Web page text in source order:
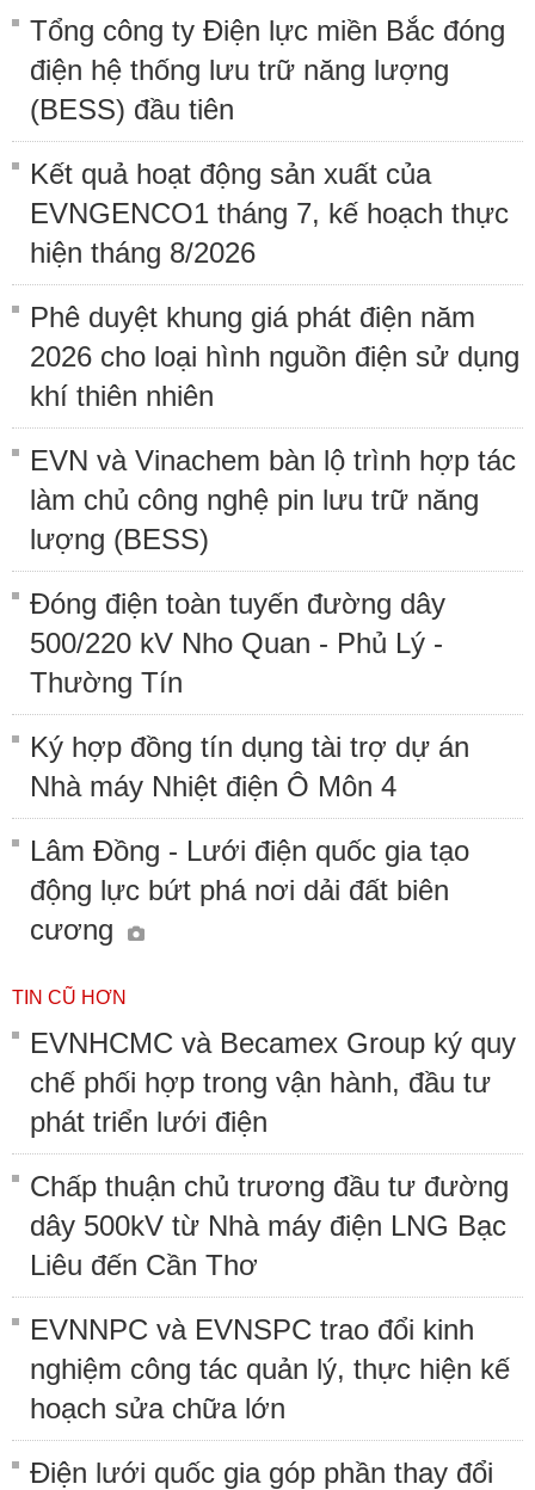
Tổng công ty Điện lực miền Bắc đóng
điện hệ thống lưu trữ năng lượng
(BESS) đầu tiên
Kết quả hoạt động sản xuất của
EVNGENCO1 tháng 7, kế hoạch thực
hiện tháng 8/2026
Phê duyệt khung giá phát điện năm
2026 cho loại hình nguồn điện sử dụng
khí thiên nhiên
EVN và Vinachem bàn lộ trình hợp tác
làm chủ công nghệ pin lưu trữ năng
lượng (BESS)
Đóng điện toàn tuyến đường dây
500/220 kV Nho Quan - Phủ Lý -
Thường Tín
Ký hợp đồng tín dụng tài trợ dự án
Nhà máy Nhiệt điện Ô Môn 4
Lâm Đồng - Lưới điện quốc gia tạo
động lực bứt phá nơi dải đất biên
cương
TIN CŨ HƠN
EVNHCMC và Becamex Group ký quy
chế phối hợp trong vận hành, đầu tư
phát triển lưới điện
Chấp thuận chủ trương đầu tư đường
dây 500kV từ Nhà máy điện LNG Bạc
Liêu đến Cần Thơ
EVNNPC và EVNSPC trao đổi kinh
nghiệm công tác quản lý, thực hiện kế
hoạch sửa chữa lớn
Điện lưới quốc gia góp phần thay đổi